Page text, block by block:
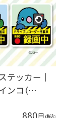
テッカー｜
ンコ（…
880円 (税込)